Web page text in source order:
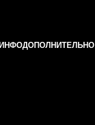
ИНФОДОПОЛНИТЕЛЬНО